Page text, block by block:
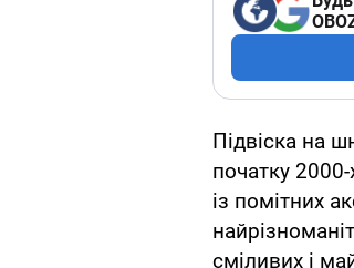
Підвіска на
початку
із помітних
сміливих і